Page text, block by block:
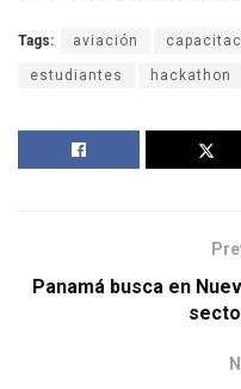
Tags: aviación
estudiantes hackathon
Panamá busca en